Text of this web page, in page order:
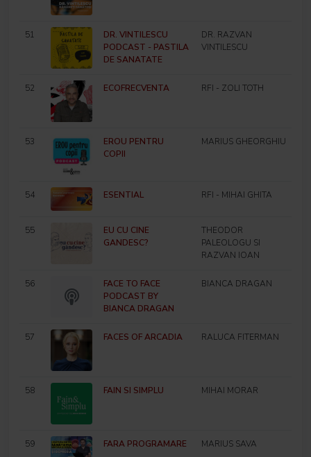
51
DR. VINTILESCU
PODCAST - PASTILA
DE SANATATE
DR. RAZVAN
VINTILESCU
52 ECOFRECVENTA RFI - ZOLI TOTH
53
EROU PENTRU
COPII
MARIUS GHEORGHIU
54 ESENTIAL RFI - MIHAI GHITA
55
EU CU CINE
GANDESC?
THEODOR
PALEOLOGU SI
RAZVAN IOAN
56
FACE TO FACE
PODCAST BY
BIANCA DRAGAN
BIANCA DRAGAN
57 FACES OF ARCADIA RALUCA FITERMAN
58 FAIN SI SIMPLU MIHAI MORAR
59 FARA PROGRAMARE MARIUS SAVA